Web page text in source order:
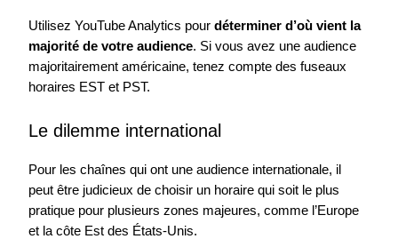
Utilisez YouTube Analytics pourdéterminer d’où vient la
majorité de votre audience. Si vous avez une audience
majoritairement américaine, tenez compte des fuseaux
horaires EST et PST.
Le dilemme international
Pour les chaînes qui ont une audience internationale, il
peut être judicieux de choisir un horaire qui soit le plus
pratique pour plusieurs zones majeures, comme l’Europe
et la côte Est des États-Unis.